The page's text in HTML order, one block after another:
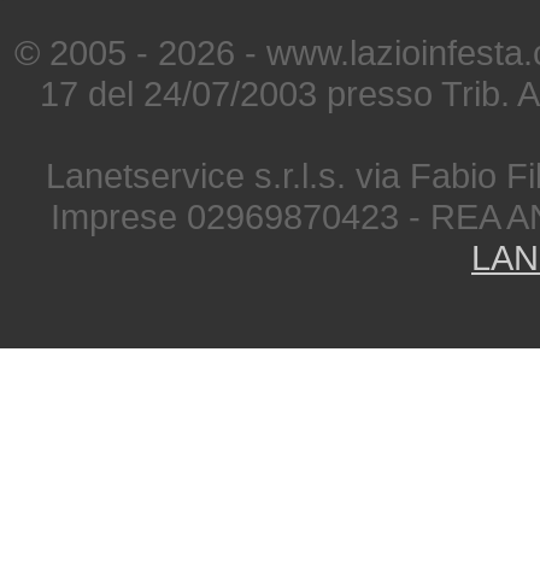
© 2005 - 2026 -
17 del 24/07/2003 presso Trib.
Lanetservice s.r.l.s. via Fabio
Imprese 02969870423 - REA